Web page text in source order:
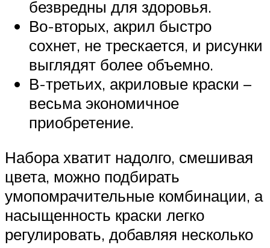
безвредны для здоровья.
Во-вторых, акрил быстро
сохнет, не трескается, и рисунки
выглядят более объемно.
В-третьих, акриловые краски –
весьма экономичное
приобретение.
Набора хватит надолго, смешивая
цвета, можно подбирать
умопомрачительные комбинации, а
насыщенность краски легко
регулировать, добавляя несколько